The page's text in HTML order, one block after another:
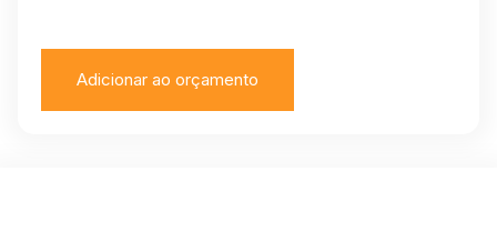
Adicionar ao orçamento